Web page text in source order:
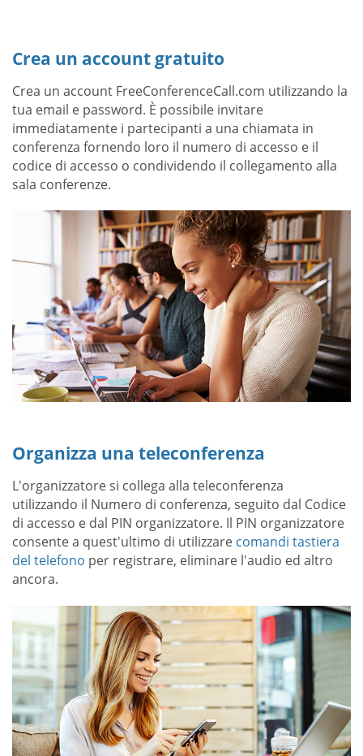
Crea un account gratuito
Crea un account FreeConferenceCall.com utilizzando la
tua email e password. È possibile invitare
immediatamente i partecipanti a una chiamata in
conferenza fornendo loro il numero di accesso e il
codice di accesso o condividendo il collegamento alla
sala conferenze.
Organizza una teleconferenza
L'organizzatore si collega alla teleconferenza
utilizzando il Numero di conferenza, seguito dal Codice
di accesso e dal PIN organizzatore. Il PIN organizzatore
consente a quest'ultimo di utilizzare comandi tastiera
del telefono per registrare, eliminare l'audio ed altro
ancora.